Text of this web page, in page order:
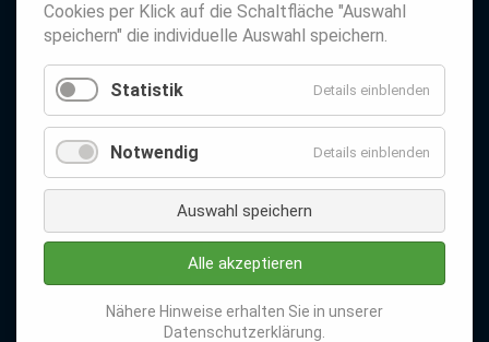
Cookies per Klick auf die Schaltfläche "Auswahl
speichern" die individuelle Auswahl speichern.
Statistik Details einblenden
Notwendig Details einblenden
Auswahl speichern
Alle akzeptieren
Nähere Hinweise erhalten Sie in unserer
Datenschutzerklärung.